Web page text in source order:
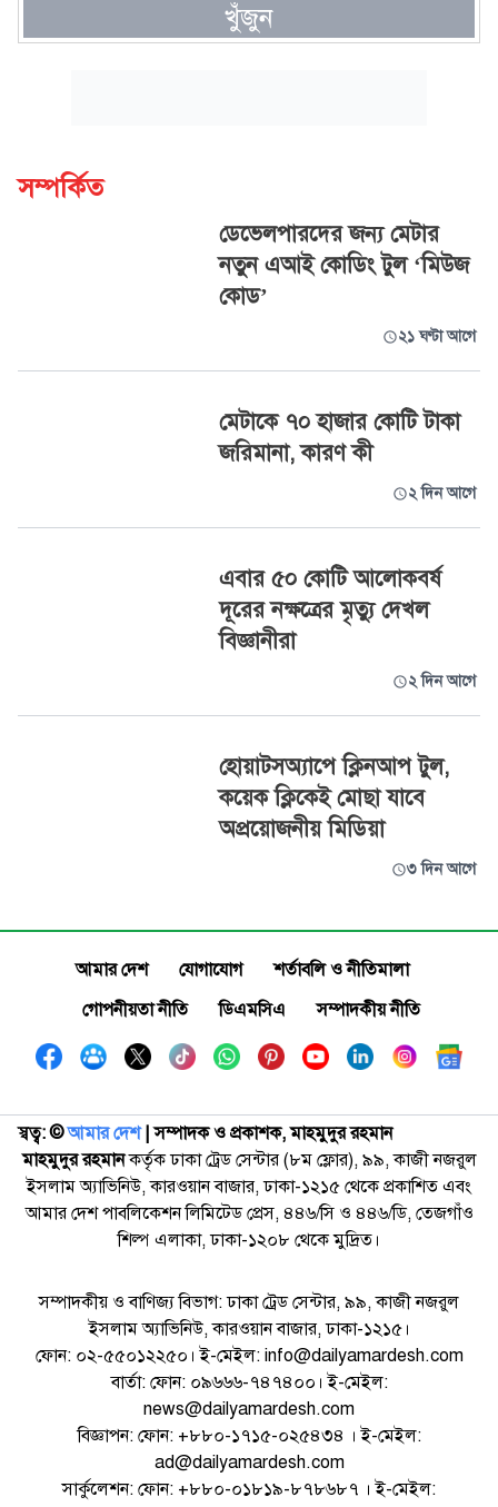
খুঁজুন
সম্পর্কিত
ডেভেলপারদের জন্য মেটার
নতুন এআই কোডিং টুল ‘মিউজ
কোড’
২১ ঘণ্টা আগে
মেটাকে ৭০ হাজার কোটি টাকা
জরিমানা, কারণ কী
২ দিন আগে
এবার ৫০ কোটি আলোকবর্ষ
দূরের নক্ষত্রের মৃত্যু দেখল
বিজ্ঞানীরা
২ দিন আগে
হোয়াটসঅ্যাপে ক্লিনআপ টুল,
কয়েক ক্লিকেই মোছা যাবে
অপ্রয়োজনীয় মিডিয়া
৩ দিন আগে
আমার দেশ যোগাযোগ
শর্তাবলি ও নীতিমালা
গোপনীয়তা নীতি
ডিএমসিএ সম্পাদকীয় নীতি
স্বত্ব: ©️আমার দেশ| সম্পাদক ও প্রকাশক, মাহমুদুর রহমান
মাহমুদুর রহমানকর্তৃক ঢাকা ট্রেড সেন্টার (৮ম ফ্লোর), ৯৯, কাজী নজরুল
ইসলাম অ্যাভিনিউ, কারওয়ান বাজার, ঢাকা-১২১৫ থেকে প্রকাশিত এবং
আমার দেশ পাবলিকেশন লিমিটেড প্রেস, ৪৪৬/সি ও ৪৪৬/ডি, তেজগাঁও
শিল্প এলাকা, ঢাকা-১২০৮ থেকে মুদ্রিত।
সম্পাদকীয় ও বাণিজ্য বিভাগ: ঢাকা ট্রেড সেন্টার, ৯৯, কাজী নজরুল
ইসলাম অ্যাভিনিউ, কারওয়ান বাজার, ঢাকা-১২১৫।
ফোন: ০২-৫৫০১২২৫০। ই-মেইল: info@dailyamardesh.com
বার্তা: ফোন: ০৯৬৬৬-৭৪৭৪০০। ই-মেইল:
news@dailyamardesh.com
বিজ্ঞাপন: ফোন: +৮৮০-১৭১৫-০২৫৪৩৪ । ই-মেইল:
ad@dailyamardesh.com
সার্কুলেশন: ফোন: +৮৮০-০১৮১৯-৮৭৮৬৮৭ । ই-মেইল: